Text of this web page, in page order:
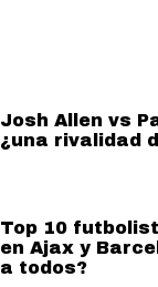
Josh Allen vs
¿una rivalidad
Top 10
en Ajax y
a todos?